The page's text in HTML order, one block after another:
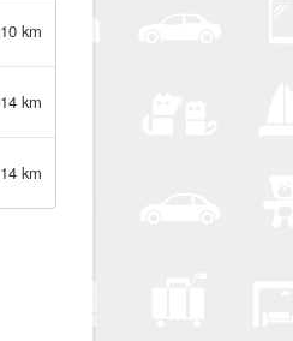
10 km
14 km
14 km